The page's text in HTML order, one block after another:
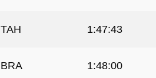
TAH 1:47:43
BRA 1:48:00